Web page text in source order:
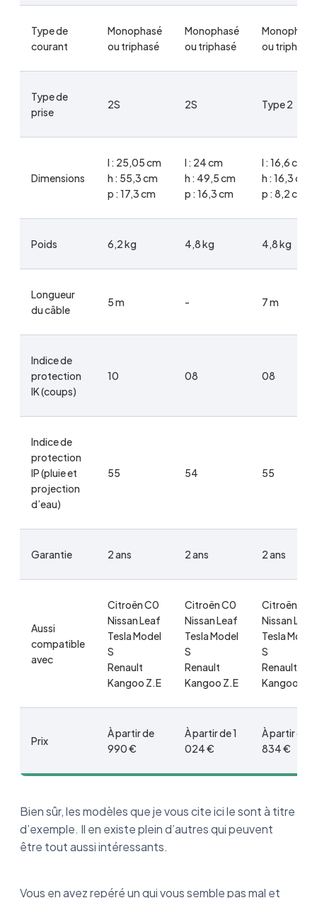
Type de
courant
Monophasé
ou triphasé
Monophasé
ou triphasé
Monophasé
ou triphasé
Type de
prise
2S 2S Type 2
Dimensions
l : 25,05 cm
h : 55,3 cm
p : 17,3 cm
l : 24 cm
h : 49,5 cm
p : 16,3 cm
l : 16,6 cm
h : 16,3 cm
p : 8,2 cm
Poids 6,2 kg 4,8 kg 4,8 kg
Longueur
du câble
5 m - 7 m
Indice de
protection
IK (coups)
10 08 08
Indice de
protection
IP (pluie et
projection
d’eau)
55 54 55
Garantie 2 ans 2 ans 2 ans
Aussi
compatible
avec
Citroën C0
Nissan Leaf
Tesla Model
S
Renault
Kangoo Z.E
Citroën C0
Nissan Leaf
Tesla Model
S
Renault
Kangoo Z.E
Citroën C0
Nissan Leaf
Tesla Model
S
Renault
Kangoo Z.E
Prix
À partir de
990 €
À partir de 1
024 €
À partir de
834 €
Bien sûr, les modèles que je vous cite ici le sont à titre
d’exemple. Il en existe plein d’autres qui peuvent
être tout aussi intéressants.
Vous en avez repéré un qui vous semble pas mal et